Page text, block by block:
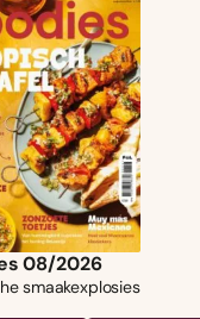
08/2026
smaakexplosies